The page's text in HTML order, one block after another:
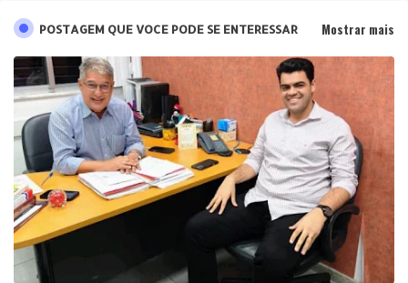
POSTAGEM QUE VOCE PODE SE ENTERESSAR Mostrar mais